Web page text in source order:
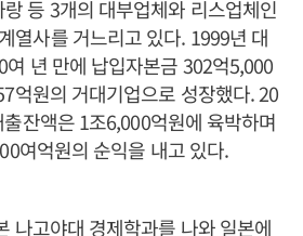
등 3개의 대부업체와 리스업체인
열사를 거느리고 있다. 1999년 대
년 만에 납입자본금 302억5,000
억원의 거대기업으로 성장했다. 20
잔액은 1조6,000억원에 육박하며
여억원의 순익을 내고 있다.
나고야대 경제학과를 나와 일본에